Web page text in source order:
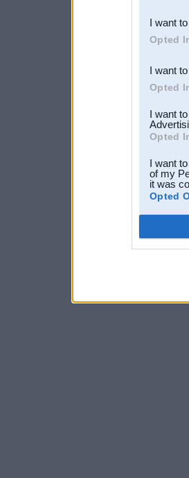
third
I want
Opted
I want
Opted
I want
Opted
I want
of my
it was
Opted